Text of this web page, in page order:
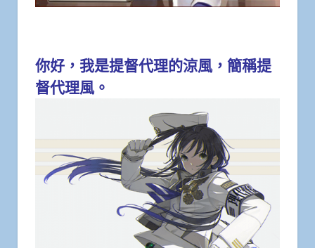
你好，我是提督代理的涼風，簡稱提
督代理風。